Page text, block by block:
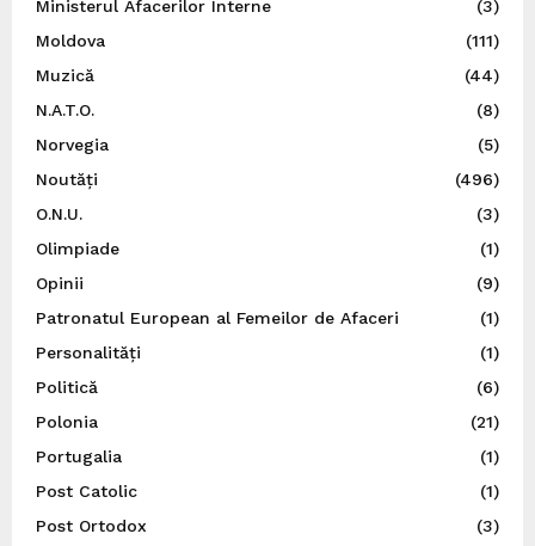
Ministerul Afacerilor Interne
(3)
Moldova
(111)
Muzică
(44)
N.A.T.O.
(8)
Norvegia
(5)
Noutăți
(496)
O.N.U.
(3)
Olimpiade
(1)
Opinii
(9)
Patronatul European al Femeilor de Afaceri
(1)
Personalități
(1)
Politică
(6)
Polonia
(21)
Portugalia
(1)
Post Catolic
(1)
Post Ortodox
(3)